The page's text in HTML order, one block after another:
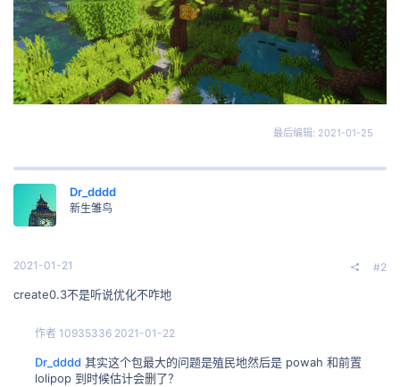
最后编辑: 2021-01-25
Dr_dddd
新生雏鸟
2021-01-21 #2
create0.3不是听说优化不咋地
作者 10935336 2021-01-22
Dr_dddd 其实这个包最大的问题是殖民地然后是 powah 和前置
lolipop 到时候估计会删了？